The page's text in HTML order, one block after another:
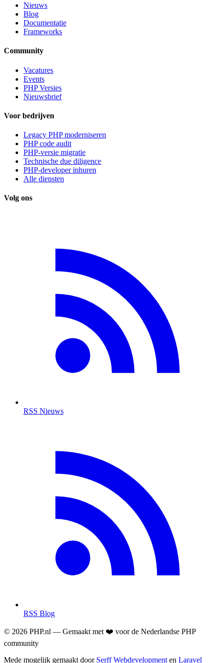
Nieuws
Blog
Documentatie
Frameworks
Community
Vacatures
Events
PHP Versies
Nieuwsbrief
Voor bedrijven
Legacy PHP moderniseren
PHP code audit
PHP-versie migratie
Technische due diligence
PHP-developer inhuren
Alle diensten
Volg ons
RSS Nieuws
RSS Blog
© 2026 PHP.nl — Gemaakt met ❤️ voor de Nederlandse PHP
community
Mede mogelijk gemaakt door Serff Webdevelopment en Laravel